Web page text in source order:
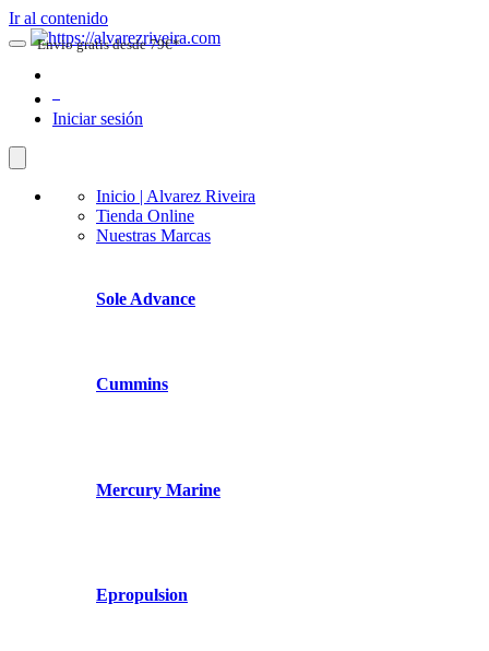
Ir al contenido
Iniciar sesión
Inicio | Alvarez Riveira
Tienda Online
Nuestras Marcas
Sole Advance
Cummins
Mercury Marine
Epropulsion
Envio gratis desde 79€*